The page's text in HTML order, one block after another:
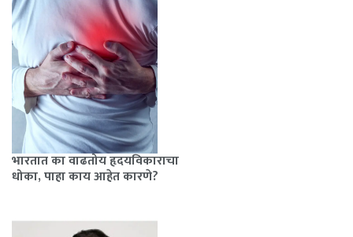
भारतात का वाढतोय हृदयविकाराचा
धोका, पाहा काय आहेत कारणे?